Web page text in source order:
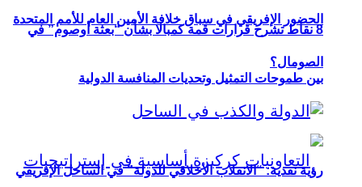
الحضور الإفريقي في سباق خلافة الأمين العام للأمم المتحدة
بين طموحات التمثيل وتحديات المنافسة الدولية
8 نقاط تشرح قرارات قمة كمبالا بشأن “بعثة أوصوم” في
الصومال؟
رؤية نقدية: “الانقلاب الأخلاقي للدولة” في الساحل الإفريقي